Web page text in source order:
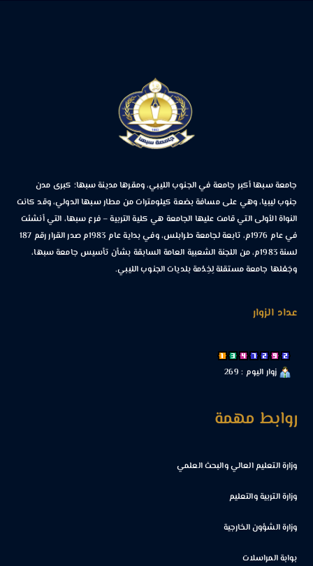
جامعة سبها أكبر جامعة في الجنوب الليبي، ومقرها مدينة سبها؛ كبرى مدن
جنوب ليبيا، وهي على مسافة بضعة كيلومترات من مطار سبها الدولي، وقد كانت
النواة الأولى التي قامت عليها الجامعة هي كلية التربية – فرع سبها، التي أنشئت
في عام 1976م، تابعة لجامعة طرابلس، وفي بداية عام 1983م صدر القرار رقم 187
لسنة 1983م، من اللجنة الشعبية العامة السابقة بشأن تأسيس جامعة سبها،
وجَعْلها جامعة مستقلة لِخِدْمة بلديات الجنوب الليبي.
عداد الزوار
زوار اليوم : 269
روابط مهمة
وزارة التعليم العالي والبحث العلمي
وزارة التربية والتعليم
وزارة الشؤون الخارجية
بوابة المراسلات